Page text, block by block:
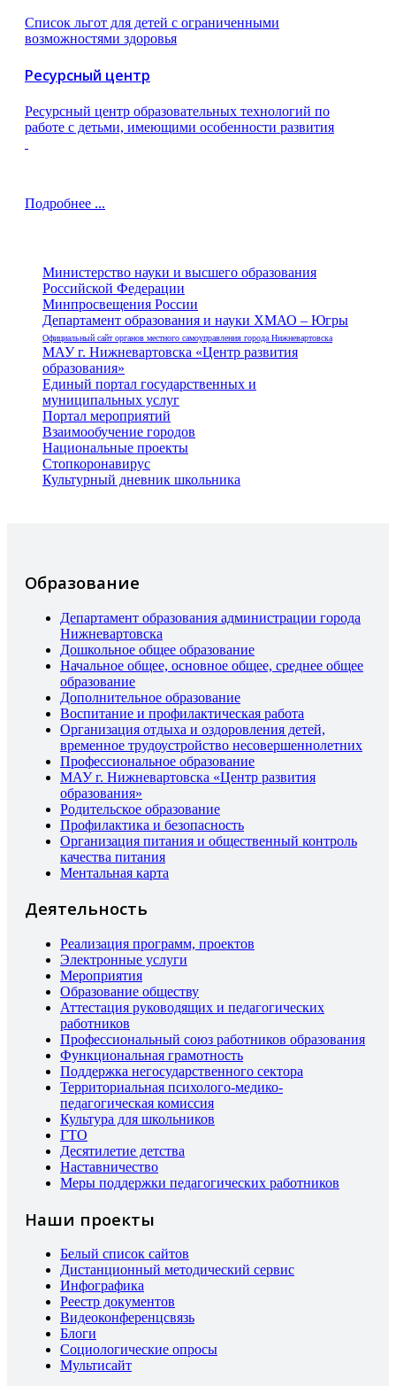
Список льгот для детей с ограниченными
возможностями здоровья
Ресурсный центр
Ресурсный центр образовательных технологий по
работе с детьми, имеющими особенности развития
Подробнее ...
Министерство науки и высшего образования
Российской Федерации
Минпросвещения России
Департамент образования и науки ХМАО – Югры
Официальный сайт органов местного самоуправления города Нижневартовска
МАУ г. Нижневартовска «Центр развития
образования»
Единый портал государственных и
муниципальных услуг
Портал мероприятий
Взаимообучение городов
Национальные проекты
Стопкоронавирус
Культурный дневник школьника
Образование
Департамент образования администрации города
Нижневартовска
Дошкольное общее образование
Начальное общее, основное общее, среднее общее
образование
Дополнительное образование
Воспитание и профилактическая работа
Организация отдыха и оздоровления детей,
временное трудоустройство несовершеннолетних
Профессиональное образование
МАУ г. Нижневартовска «Центр развития
образования»
Родительское образование
Профилактика и безопасность
Организация питания и общественный контроль
качества питания
Ментальная карта
Деятельность
Реализация программ, проектов
Электронные услуги
Мероприятия
Образование обществу
Аттестация руководящих и педагогических
работников
Профессиональный союз работников образования
Функциональная грамотность
Поддержка негосударственного сектора
Территориальная психолого-медико-
педагогическая комиссия
Культура для школьников
ГТО
Десятилетие детства
Наставничество
Меры поддержки педагогических работников
Наши проекты
Белый список сайтов
Дистанционный методический сервис
Инфографика
Реестр документов
Видеоконференцсвязь
Блоги
Социологические опросы
Мультисайт